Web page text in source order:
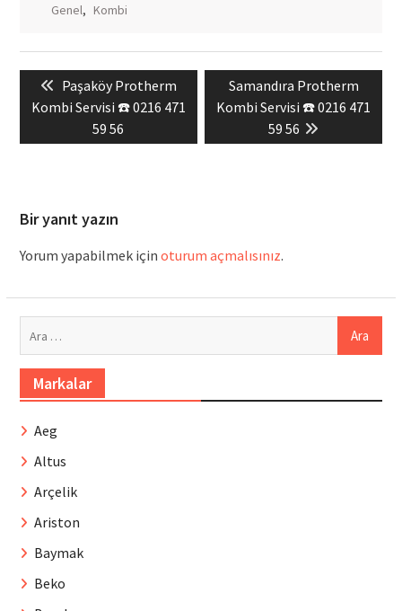
Genel, Kombi
Yazı
gezinmesi
Previous
post:
Paşaköy Protherm
Kombi Servisi ☎️ 0216 471
59 56
Next
post:
Samandıra Protherm
Kombi Servisi ☎️ 0216 471
59 56
Bir yanıt yazın
Yorum yapabilmek için oturum açmalısınız.
Markalar
Aeg
Altus
Arçelik
Ariston
Baymak
Beko